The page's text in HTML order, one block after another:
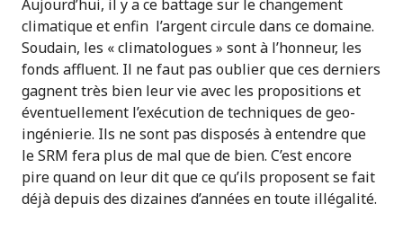
Aujourd’hui, il y a ce battage sur le changement
climatique et enfin l’argent circule dans ce domaine.
Soudain, les « climatologues » sont à l’honneur, les
fonds affluent. Il ne faut pas oublier que ces derniers
gagnent très bien leur vie avec les propositions et
éventuellement l’exécution de techniques de geo-
ingénierie. Ils ne sont pas disposés à entendre que
le SRM fera plus de mal que de bien. C’est encore
pire quand on leur dit que ce qu’ils proposent se fait
déjà depuis des dizaines d’années en toute illégalité.